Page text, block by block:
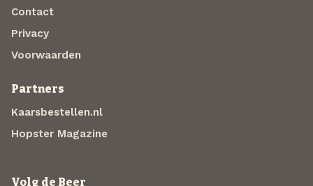
Contact
Privacy
Voorwaarden
Partners
Kaarsbestellen.nl
Hopster Magazine
Volg de Beer